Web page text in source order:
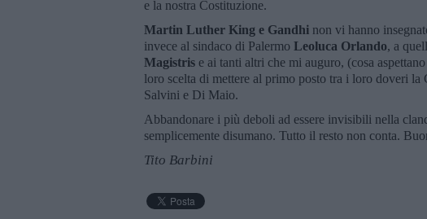
e la nostra Costituzione.
Martin Luther King e Gandhi non vi hanno
invece al sindaco di Palermo Leoluca Orlando, a
Magistris e ai tanti altri che mi auguro, (cosa
loro scelta di mettere al primo posto tra i loro doveri
Salvini e Di Maio.
Abbandonare i più deboli ad essere invisibili nella
semplicemente disumano. Tutto il resto non conta.
Tito Barbini